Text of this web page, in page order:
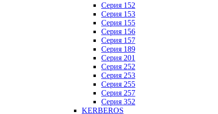
Серия 152
Серия 153
Серия 155
Серия 156
Серия 157
Серия 189
Серия 201
Серия 252
Серия 253
Серия 255
Серия 257
Серия 352
KERBEROS